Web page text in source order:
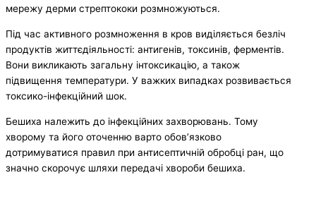
мережу дерми стрептококи розмножуються.
Під час активного розмноження в кров виділяється безліч
продуктів життєдіяльності: антигенів, токсинів, ферментів.
Вони викликають загальну інтоксикацію, а також
підвищення температури. У важких випадках розвивається
токсико-інфекційний шок.
Бешиха належить до інфекційних захворювань. Тому
хворому та його оточенню варто обов’язково
дотримуватися правил при антисептичній обробці ран, що
значно скорочує шляхи передачі хвороби бешиха.